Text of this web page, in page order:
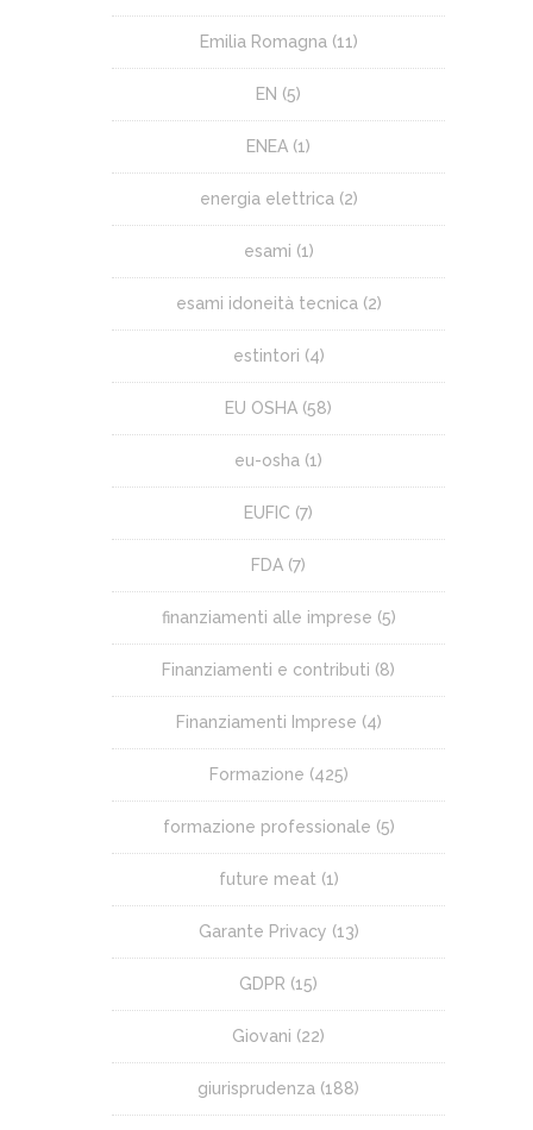
Emilia Romagna (11)
EN (5)
ENEA (1)
energia elettrica (2)
esami (1)
esami idoneità tecnica (2)
estintori (4)
EU OSHA (58)
eu-osha (1)
EUFIC (7)
FDA (7)
finanziamenti alle imprese (5)
Finanziamenti e contributi (8)
Finanziamenti Imprese (4)
Formazione (425)
formazione professionale (5)
future meat (1)
Garante Privacy (13)
GDPR (15)
Giovani (22)
giurisprudenza (188)